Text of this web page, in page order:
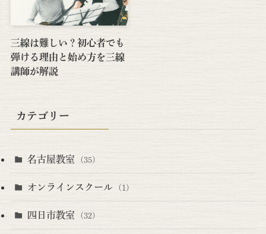
三線は難しい？初心者でも
弾ける理由と始め方を三線
講師が解説
カテゴリー
名古屋教室 (35)
オンラインスクール (1)
四日市教室 (32)